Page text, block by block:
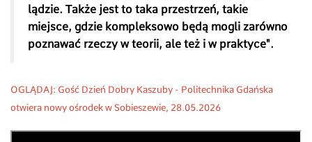
lądzie. Także jest to taka przestrzeń, takie
miejsce, gdzie kompleksowo będą mogli zarówno
poznawać rzeczy w teorii, ale też i w praktyce".
OGLĄDAJ: Gość Dzień Dobry Kaszuby - Politechnika Gdańska
otwiera nowy ośrodek w Sobieszewie, 28.05.2026